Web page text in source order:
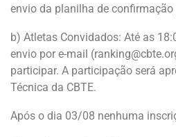
envio da planilha de confirmação
b) Atletas Convidados: Até as
envio por e-mail
participar. A participação será
Técnica da CBTE.
Após o dia 03/08 nenhuma